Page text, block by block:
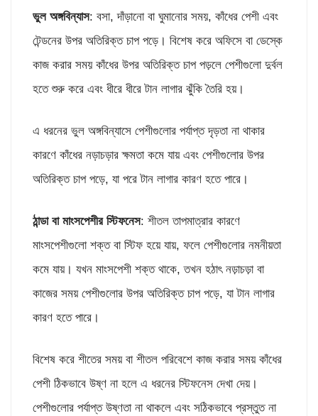
ভুল অঙ্গবিন্যাস: বসা, দাঁড়ানো বা ঘুমানোর সময়, কাঁধের পেশী এবং
টেন্ডনের উপর অতিরিক্ত চাপ পড়ে। বিশেষ করে অফিসে বা ডেস্কে
কাজ করার সময় কাঁধের উপর অতিরিক্ত চাপ পড়লে পেশীগুলো দুর্বল
হতে শুরু করে এবং ধীরে ধীরে টান লাগার ঝুঁকি তৈরি হয়।
এ ধরনের ভুল অঙ্গবিন্যাসে পেশীগুলোর পর্যাপ্ত দৃড়তা না থাকার
কারণে কাঁধের নড়াচড়ার ক্ষমতা কমে যায় এবং পেশীগুলোর উপর
অতিরিক্ত চাপ পড়ে, যা পরে টান লাগার কারণ হতে পারে।
ঠান্ডা বা মাংসপেশীর স্টিফনেস: শীতল তাপমাত্রার কারণে
মাংসপেশীগুলো শক্ত বা স্টিফ হয়ে যায়, ফলে পেশীগুলোর নমনীয়তা
কমে যায়। যখন মাংসপেশী শক্ত থাকে, তখন হঠাৎ নড়াচড়া বা
কাজের সময় পেশীগুলোর উপর অতিরিক্ত চাপ পড়ে, যা টান লাগার
কারণ হতে পারে।
বিশেষ করে শীতের সময় বা শীতল পরিবেশে কাজ করার সময় কাঁধের
পেশী ঠিকভাবে উষ্ণ না হলে এ ধরনের স্টিফনেস দেখা দেয়।
পেশীগুলোর পর্যাপ্ত উষ্ণতা না থাকলে এবং সঠিকভাবে প্রস্তুত না